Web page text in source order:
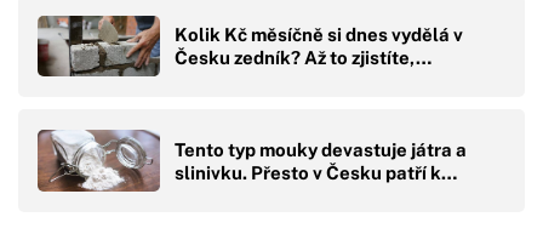
Kolik Kč měsíčně si dnes vydělá v
Česku zedník? Až to zjistíte,…
Tento typ mouky devastuje játra a
slinivku. Přesto v Česku patří k…